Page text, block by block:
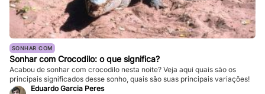
SONHAR COM
Sonhar com Crocodilo: o que significa?
Acabou de sonhar com crocodilo nesta noite? Veja aqui quais são os
principais significados desse sonho, quais são suas principais variações!
Eduardo Garcia Peres